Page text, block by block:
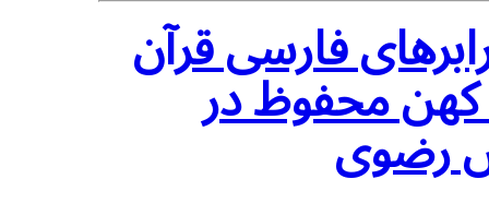
فارسی قرآن
خطی کهن محفوظ در
رضوی